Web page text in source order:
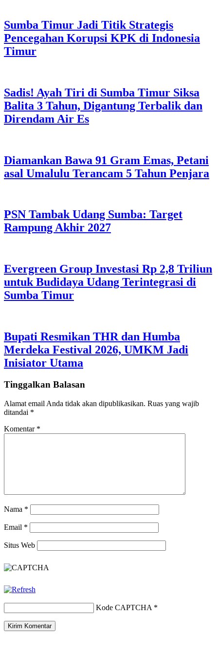
Sumba Timur Jadi Titik Strategis
Pencegahan Korupsi KPK di Indonesia
Timur
Sadis! Ayah Tiri di Sumba Timur Siksa
Balita 3 Tahun, Digantung Terbalik dan
Direndam Air Es
Diamankan Bawa 91 Gram Emas, Petani
asal Umalulu Terancam 5 Tahun Penjara
PSN Tambak Udang Sumba: Target
Rampung Akhir 2027
Evergreen Group Investasi Rp 2,8 Triliun
untuk Budidaya Udang Terintegrasi di
Sumba Timur
Bupati Resmikan THR dan Humba
Merdeka Festival 2026, UMKM Jadi
Inisiator Utama
Tinggalkan Balasan
Alamat email Anda tidak akan dipublikasikan. Ruas yang wajib
ditandai *
Komentar *
Nama *
Email *
Situs Web
Kode CAPTCHA *